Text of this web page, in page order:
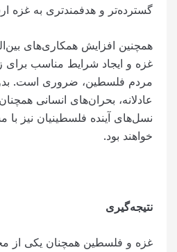
گسترده‌تر و هدفمندتری به غزه
همچنین افزایش همکاری‌های
غزه و ایجاد شرایط مناسب برای
مردم فلسطین، ضروری است.
عادلانه، بحران‌های انسانی
نسل‌های آینده فلسطینیان نیز
خواهند بود.
نتیجه‌گیری
غزه و فلسطین همچنان یکی از